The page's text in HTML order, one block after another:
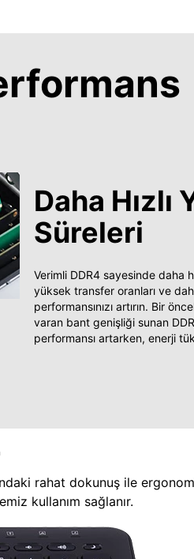
Daha Hızlı
Süreleri
Verimli DDR4 sayesinde daha
yüksek transfer oranları ve
performansınızı artırın. Bir
varan bant genişliği sunan
performansı artarken, enerji
rahat dokunuş ile
kullanım sağlanır.